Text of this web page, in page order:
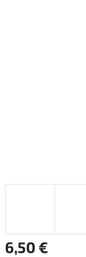
6,50 €